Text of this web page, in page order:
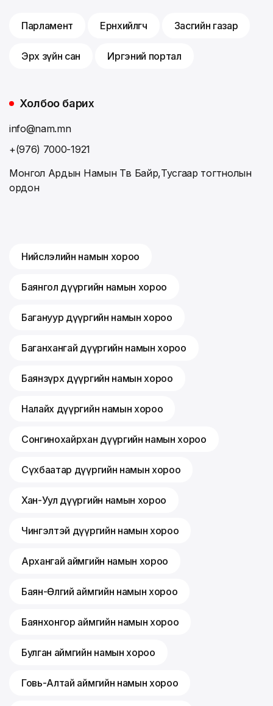
Парламент Ерөнхийлөгч Засгийн газар
Эрх зүйн сан Иргэний портал
Холбоо барих
info@nam.mn
+(976) 7000-1921
Монгол Ардын Намын Төв Байр,Тусгаар тогтнолын
ордон
Нийслэлийн намын хороо
Баянгол дүүргийн намын хороо
Багануур дүүргийн намын хороо
Баганхангай дүүргийн намын хороо
Баянзүрх дүүргийн намын хороо
Налайх дүүргийн намын хороо
Сонгинохайрхан дүүргийн намын хороо
Сүхбаатар дүүргийн намын хороо
Хан-Уул дүүргийн намын хороо
Чингэлтэй дүүргийн намын хороо
Архангай аймгийн намын хороо
Баян-Өлгий аймгийн намын хороо
Баянхонгор аймгийн намын хороо
Булган аймгийн намын хороо
Говь-Алтай аймгийн намын хороо